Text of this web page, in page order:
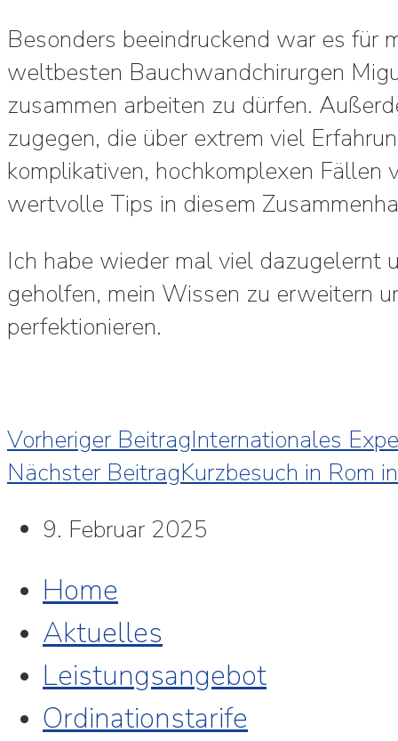
Besonders beeindruckend war es für
weltbesten Bauchwandchirurgen
zusammen arbeiten zu dürfen.
zugegen, die über extrem viel
komplikativen, hochkomplexen Fällen
wertvolle Tips in diesem
Ich habe wieder mal viel dazugelernt
geholfen, mein Wissen zu erweitern
perfektionieren.
Vorheriger BeitragInternationales
Nächster BeitragKurzbesuch in Rom
9. Februar 2025
Home
Aktuelles
Leistungsangebot
Ordinationstarife